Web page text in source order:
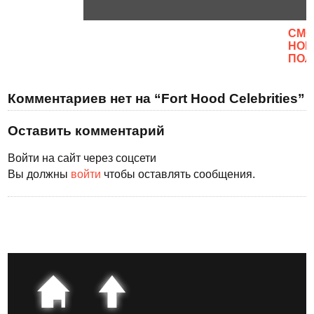
Комментариев нет на “Fort Hood Celebrities”
Оставить комментарий
Войти на сайт через соцсети
Вы должны войти чтобы оставлять сообщения.